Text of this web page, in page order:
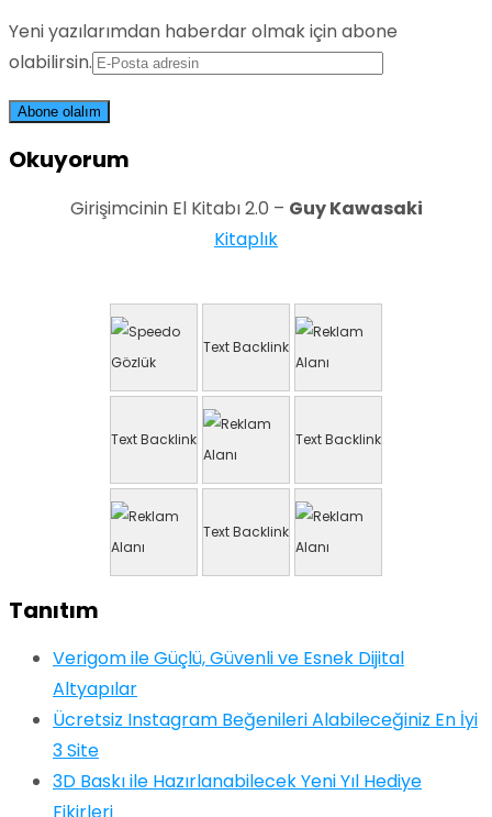
Yeni yazılarımdan haberdar olmak için abone
olabilirsin.
Okuyorum
Girişimcinin El Kitabı 2.0 – Guy Kawasaki
Kitaplık
Text Backlink
Text Backlink Text Backlink
Text Backlink
Tanıtım
Verigom ile Güçlü, Güvenli ve Esnek Dijital
Altyapılar
Ücretsiz Instagram Beğenileri Alabileceğiniz En İyi
3 Site
3D Baskı ile Hazırlanabilecek Yeni Yıl Hediye